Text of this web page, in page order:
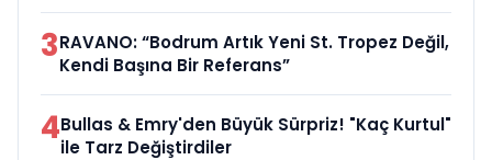
3RAVANO: “Bodrum Artık Yeni St. Tropez Değil,
Kendi Başına Bir Referans”
4Bullas & Emry'den Büyük Sürpriz! "Kaç Kurtul"
ile Tarz Değiştirdiler